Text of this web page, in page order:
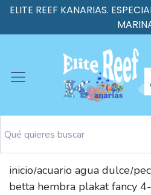
ELITE REEF KANARIAS.
inicio/acuario agua dulce/
betta hembra plakat fancy